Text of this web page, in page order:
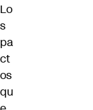
Lo
s
pa
ct
os
qu